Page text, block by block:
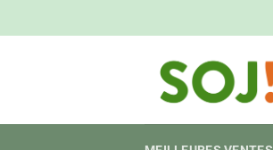
au